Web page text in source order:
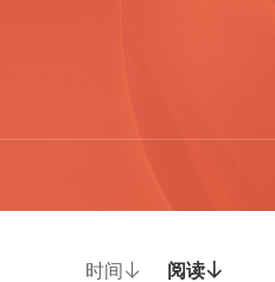
时间  阅读